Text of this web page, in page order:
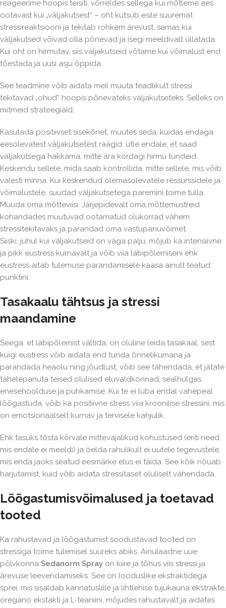
reageerime hoopis teisiti, võrreldes sellega kui mõtleme ees
ootavast kui „väljakutsest“ – oht kutsub esile suuremat
stressireaktsiooni ja tekitab rohkem ärevust, samas kui
väljakutsed võivad olla põnevad ja isegi meeldivalt üllatada.
Kui oht on hirmutav, siis väljakutseid võtame kui võimalust end
tõestada ja uusi asju õppida.
See teadmine võib aidata meil muuta teadlikult stressi
tekitavad „ohud“ hoopis põnevateks väljakutseteks. Selleks on
mitmeid strateegiaid:
Kasutada positiivset sisekõnet, muutes seda, kuidas endaga
eesolevatest väljakutsetest räägid: ütle endale, et saad
väljakutsega hakkama, mitte ära kordagi hirmu tundeid.
Keskendu sellele, mida saab kontrollida, mitte sellele, mis võib
valesti minna. Kui keskendud olemasolevatele ressurssidele ja
võimalustele, suudad väljakutsetega paremini toime tulla.
Muuda oma mõtteviisi. Järjepidevalt oma mõttemustreid
kohandades muutuvad ootamatud olukorrad vähem
stressitekitavaks ja parandad oma vastupanuvõimet.
Siiski, juhul kui väljakutseid on väga palju, mõjub ka intensiivne
ja pikk eustress kurnavalt ja võib viia läbipõlemiseni ehk
eustress aitab tulemuse parandamisele kaasa ainult teatud
punktini.
Tasakaalu tähtsus ja stressi
maandamine
Seega, et läbipõlemist vältida, on oluline leida tasakaal, sest
kuigi eustress võib aidata end tunda õnnelikumana ja
parandada heaolu ning jõudlust, võib see tähendada, et jätate
tähelepanuta teised olulised eluvaldkonnad, sealhulgas
enesehoolduse ja puhkamise. Kui te ei luba endal vahepeal
lõõgastuda, võib ka positiivne stress viia kroonilise stressini, mis
on emotsionaalselt kurnav ja tervisele kahjulik.
Ehk tasuks tõsta kõrvale mittevajalikud kohustused (eriti need,
mis endale ei meeldi) ja öelda rahulikult ei uutele tegevustele,
mis enda jaoks seatud eesmärke elus ei täida. See kõik nõuab
harjutamist, kuid võib aidata stressitaset oluliselt vähendada.
Lõõgastumisvõimalused ja toetavad
tooted
Ka rahustavad ja lõõgastumist soodustavad tooted on
stressiga toime tulemisel suureks abiks. Ainulaadne uue
põlvkonna Sedanorm Spray on kiire ja tõhus viis stressi ja
ärevuse leevendamiseks. See on looduslike ekstraktidega
sprei, mis sisaldab kannatuslille ja lihtlehise tujukauna ekstrakte,
oregano ekstakti ja L-teaniini, mõjudes rahustavalt ja aidates